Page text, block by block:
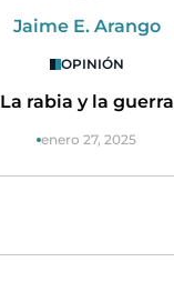
Jaime E. Arango
OPINIÓN
La rabia y la guerra
enero 27, 2025